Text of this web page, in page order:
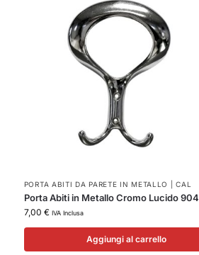
PORTA ABITI DA PARETE IN METALLO | CAL
Porta Abiti in Metallo Cromo Lucido 904
7,00 € IVA Inclusa
Aggiungi al carrello